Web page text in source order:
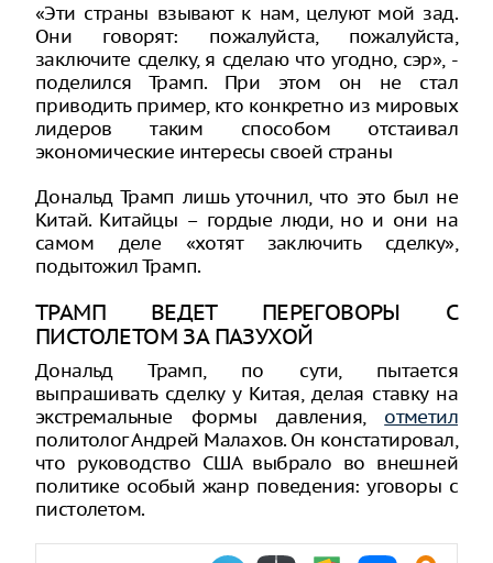
«Эти страны взывают к нам, целуют мой зад.
Они говорят: пожалуйста, пожалуйста,
заключите сделку, я сделаю что угодно, сэр», -
поделился Трамп. При этом он не стал
приводить пример, кто конкретно из мировых
лидеров таким способом отстаивал
экономические интересы своей страны
Дональд Трамп лишь уточнил, что это был не
Китай. Китайцы – гордые люди, но и они на
самом деле «хотят заключить сделку»,
подытожил Трамп.
ТРАМП ВЕДЕТ ПЕРЕГОВОРЫ С
ПИСТОЛЕТОМ ЗА ПАЗУХОЙ
Дональд Трамп, по сути, пытается
выпрашивать сделку у Китая, делая ставку на
экстремальные формы давления, отметил
политолог Андрей Малахов. Он констатировал,
что руководство США выбрало во внешней
политике особый жанр поведения: уговоры с
пистолетом.